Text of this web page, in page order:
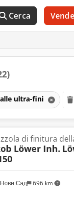
Cerca
ultra-fini
Сад 696 km
di finitura
Löwer Inh.